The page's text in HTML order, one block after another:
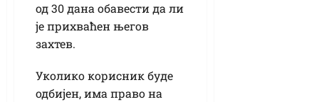
од 30 дана обавести да ли
је прихваћен његов
захтев.
Уколико корисник буде
одбијен, има право на